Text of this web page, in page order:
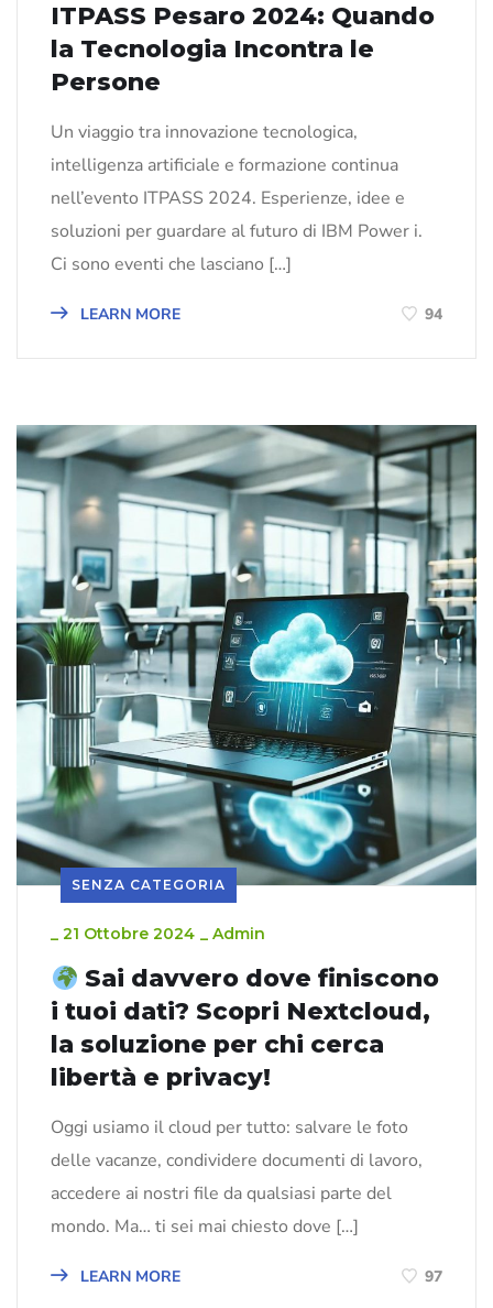
ITPASS Pesaro 2024: Quando
la Tecnologia Incontra le
Persone
Un viaggio tra innovazione tecnologica,
intelligenza artificiale e formazione continua
nell’evento ITPASS 2024. Esperienze, idee e
soluzioni per guardare al futuro di IBM Power i.
Ci sono eventi che lasciano […]
LEARN MORE 94
SENZA CATEGORIA
_ 21 Ottobre 2024 _ Admin
Sai davvero dove finiscono
i tuoi dati? Scopri Nextcloud,
la soluzione per chi cerca
libertà e privacy!
Oggi usiamo il cloud per tutto: salvare le foto
delle vacanze, condividere documenti di lavoro,
accedere ai nostri file da qualsiasi parte del
mondo. Ma… ti sei mai chiesto dove […]
LEARN MORE 97